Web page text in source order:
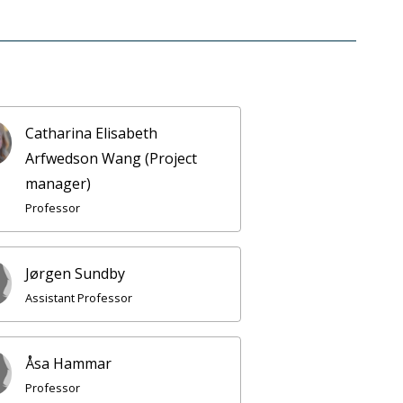
Catharina Elisabeth
Arfwedson Wang (Project
manager)
Professor
Jørgen Sundby
Assistant Professor
Åsa Hammar
Professor